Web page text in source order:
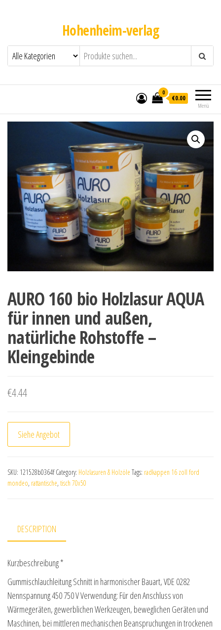
Hohenheim-verlag
Menü
0
€0.00
AURO 160 bio Holzlasur AQUA
für innen und außen,
natürliche Rohstoffe –
Kleingebinde
€4.44
Siehe Angebot
SKU: 121528b0364f Category: Holzlasuren & Holzöle Tags: radkappen 16 zoll ford
mondeo, rattantische, tisch 70x50
DESCRIPTION
Kurzbeschreibung *
Gummischlauchleitung Schnitt in harmonischer Bauart, VDE 0282
Nennspannung 450 750 V Verwendung: Für den Anschluss von
Wärmegeräten, gewerblichen Werkzeugen, beweglichen Geräten und
Maschinen, bei mittleren mechanischen Beanspruchungen in trockenen